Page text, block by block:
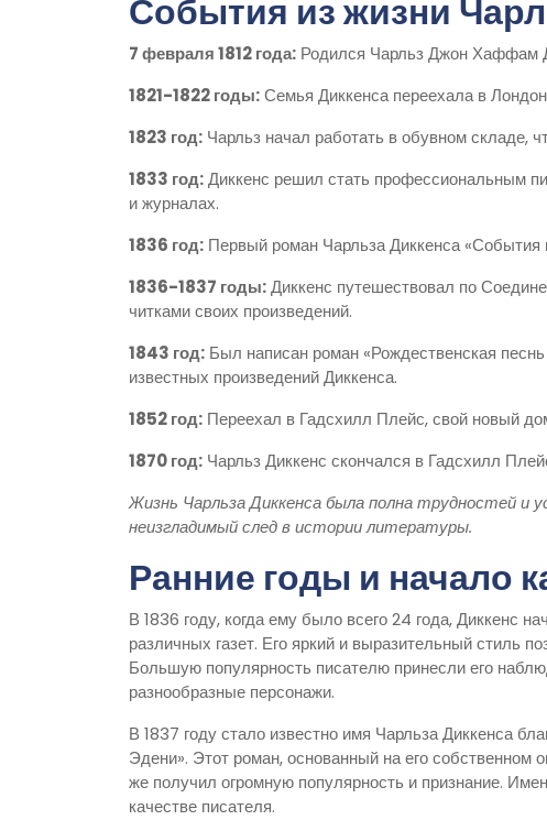
События из жизни
7 февраля 1812 года: Родился Чарльз Джон Хаффам
1821-1822 годы:Семья Диккенса переехала в
1823 год: Чарльз начал работать в обувном складе,
1833 год:Диккенс решил стать профессиональным
и журналах.
1836 год: Первый роман Чарльза Диккенса «События
1836-1837 годы:Диккенс путешествовал по
читками своих произведений.
1843 год: Был написан роман «Рождественская
известных произведений Диккенса.
1852 год: Переехал в Гадсхилл Плейс, свой новый
1870 год: Чарльз Диккенс скончался в Гадсхилл
Жизнь Чарльза Диккенса была полна трудностей и
неизгладимый след в истории литературы.
Ранние годы и начало
В 1836 году, когда ему было всего 24 года, Диккенс
различных газет. Его яркий и выразительный стиль
Большую популярность писателю принесли его
разнообразные персонажи.
В 1837 году стало известно имя Чарльза Диккенса
Эдени». Этот роман, основанный на его
же получил огромную популярность и признание.
качестве писателя.